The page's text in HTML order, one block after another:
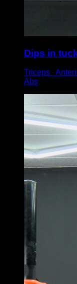
Dips in
Triceps ∙
Abs